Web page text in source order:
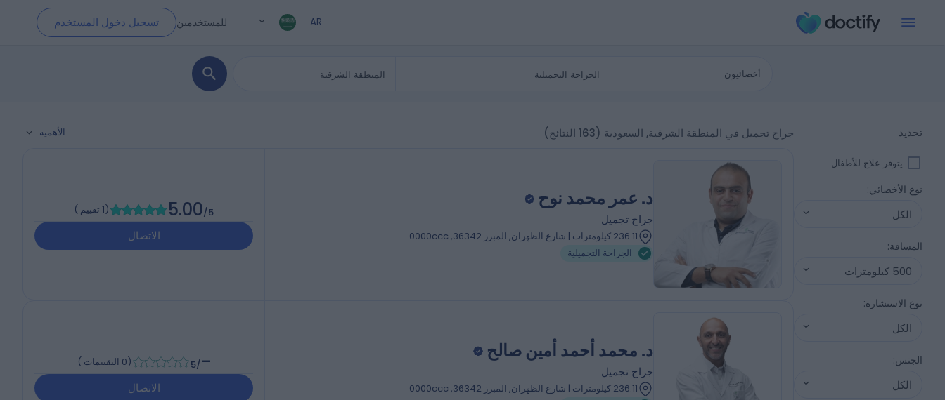
AR للمستخدمين تسجيل دخول المستخدم
أخصائيون
تحديد
يتوفر علاج للأطفال
نوع الأخصائي:
الكل
المسافة:
500 كيلومترات
نوع الاستشارة:
الكل
الجنس:
الكل
جراح تجميل في المنطقة الشرقية, السعودية (163 النتائج) الأهمية
د. عمر محمد نوح
جراح تجميل
236.11 كيلومترات | شارع الظهران, المبرز 36342, 0000ccc
الجراحة التجميلية
5.00/5
(1 تقييم )
الاتصال
د. محمد أحمد أمين صالح
جراح تجميل
236.11 كيلومترات | شارع الظهران, المبرز 36342, 0000ccc
-
/5
(0 التقييمات )
الاتصال